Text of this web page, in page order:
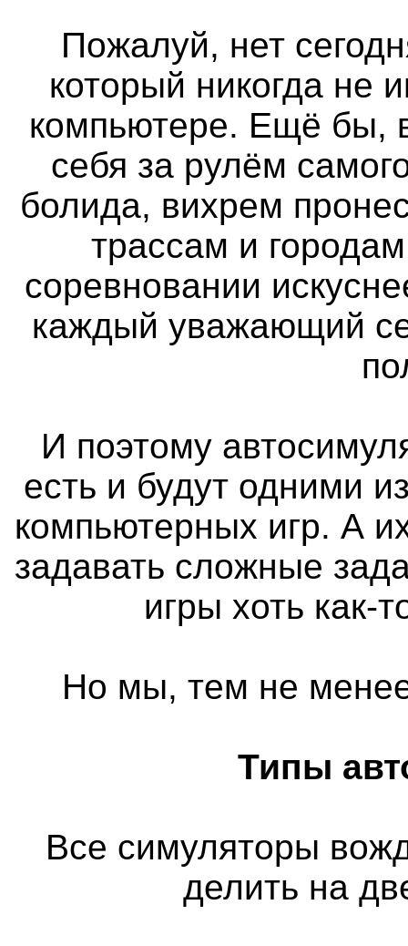
Пожалуй, нет
который никогда не
компьютере. Ещё бы,
себя за рулём
болида, вихрем
трассам и
соревновании
каждый уважающий
И поэтому
есть и будут одними
компьютерных игр. А
задавать сложные
игры хоть как-
Но мы, тем не
Типы
Все симуляторы
делить на